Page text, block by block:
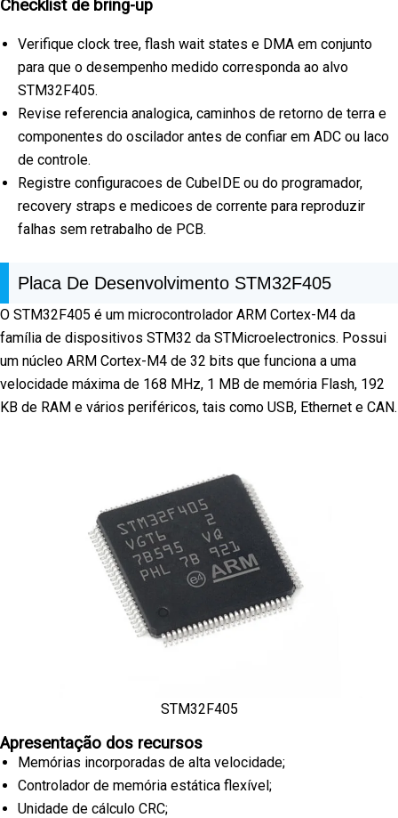
Checklist de bring-up
Verifique clock tree, flash wait states e DMA em conjunto
para que o desempenho medido corresponda ao alvo
STM32F405.
Revise referencia analogica, caminhos de retorno de terra e
componentes do oscilador antes de confiar em ADC ou laco
de controle.
Registre configuracoes de CubeIDE ou do programador,
recovery straps e medicoes de corrente para reproduzir
falhas sem retrabalho de PCB.
Placa De Desenvolvimento STM32F405
O STM32F405 é um microcontrolador ARM Cortex-M4 da
família de dispositivos STM32 da STMicroelectronics. Possui
um núcleo ARM Cortex-M4 de 32 bits que funciona a uma
velocidade máxima de 168 MHz, 1 MB de memória Flash, 192
KB de RAM e vários periféricos, tais como USB, Ethernet e CAN.
STM32F405
Apresentação dos recursos
Memórias incorporadas de alta velocidade;
Controlador de memória estática flexível;
Unidade de cálculo CRC;